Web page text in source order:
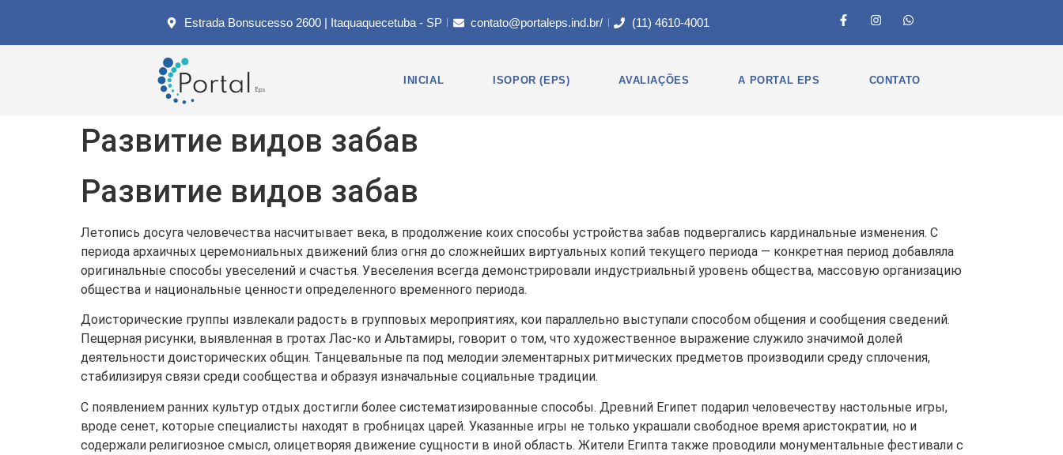
Estrada Bonsucesso 2600 | Itaquaquecetuba - SP contato@portaleps.ind.br/ (11) 4610-4001
INICIAL ISOPOR (EPS) AVALIAÇÕES A PORTAL EPS CONTATO
Развитие видов забав
Развитие видов забав
Летопись досуга человечества насчитывает века, в продолжение коих способы устройства забав подвергались кардинальные изменения. С
периода архаичных церемониальных движений близ огня до сложнейших виртуальных копий текущего периода — конкретная период добавляла
оригинальные способы увеселений и счастья. Увеселения всегда демонстрировали индустриальный уровень общества, массовую организацию
общества и национальные ценности определенного временного периода.
Доисторические группы извлекали радость в групповых мероприятиях, кои параллельно выступали способом общения и сообщения сведений.
Пещерная рисунки, выявленная в гротах Лас-ко и Альтамиры, говорит о том, что художественное выражение служило значимой долей
деятельности доисторических общин. Танцевальные па под мелодии элементарных ритмических предметов производили среду сплочения,
стабилизируя связи среди сообщества и образуя изначальные социальные традиции.
С появлением ранних культур отдых достигли более систематизированные способы. Древний Египет подарил человечеству настольные игры,
вроде сенет, которые специалисты находят в гробницах царей. Указанные игры не только украшали свободное время аристократии, но и
содержали религиозное смысл, олицетворяя движение сущности в иной область. Жители Египта также проводили монументальные фестивали с